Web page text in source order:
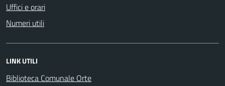
Uffici e orari
Numeri utili
LINK UTILI
Biblioteca Comunale Orte